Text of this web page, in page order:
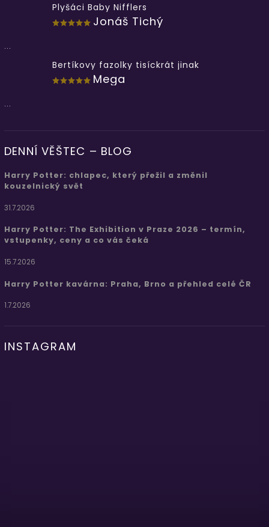
Plyšáci Baby Nifflers
Jonáš Tichý
...
Bertíkovy fazolky tisíckrát jinak
Mega
...
DENNÍ VĚŠTEC – BLOG
Harry Potter: chlapec, který přežil a změnil
kouzelnický svět
31.7.2026
Harry Potter: The Exhibition v Praze 2026 – termín,
vstupenky, ceny a co vás čeká
15.7.2026
Harry Potter kavárna: Praha, Brno a přehled celé ČR
1.7.2026
INSTAGRAM